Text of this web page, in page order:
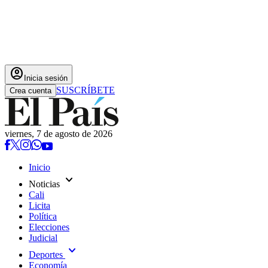
account_circle Inicia sesión
Crea cuenta SUSCRÍBETE
viernes, 7 de agosto de 2026
Inicio
Noticias expand_more
Cali
Licita
Política
Elecciones
Judicial
Deportes expand_more
Economía